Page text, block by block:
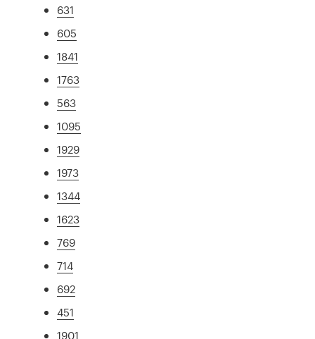
631
605
1841
1763
563
1095
1929
1973
1344
1623
769
714
692
451
1901